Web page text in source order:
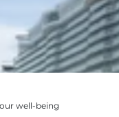
well-being